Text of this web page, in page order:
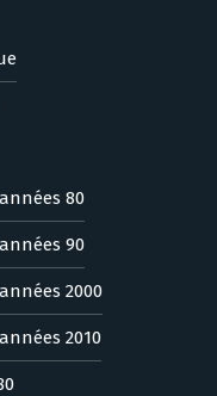
80
90
2000
2010